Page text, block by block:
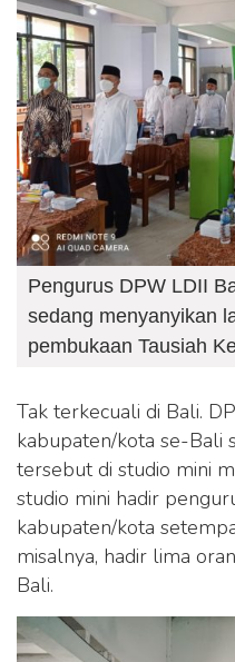
Pengurus DPW LDII
sedang menyanyikan
pembukaan Tausiah
Tak terkecuali di Bali.
kabupaten/kota se-Bali
tersebut di studio mini
studio mini hadir
kabupaten/kota
misalnya, hadir lima
Bali.